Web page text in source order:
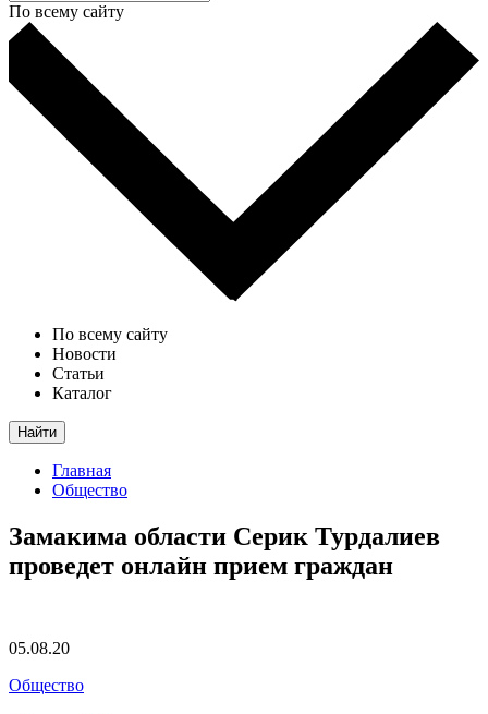
По всему сайту
По всему сайту
Новости
Статьи
Каталог
Найти
Главная
Общество
Замакима области Серик Турдалиев
проведет онлайн прием граждан
05.08.20
Общество